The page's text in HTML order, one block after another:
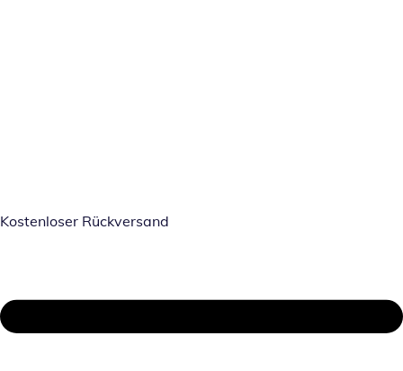
Kostenloser Rückversand